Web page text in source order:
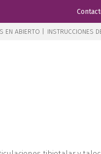
EN ABIERTO | INSTRUCCIONES